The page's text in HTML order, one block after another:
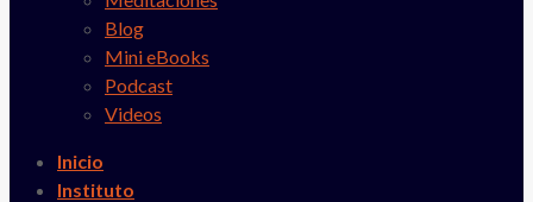
Blog
Mini eBooks
Podcast
Videos
Inicio
Instituto